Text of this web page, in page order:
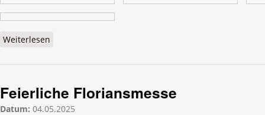
Weiterlesen
Feierliche Floriansmesse
Datum: 04.05.2025